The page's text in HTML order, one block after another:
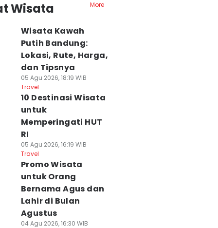
Wisata
More
Wisata Kawah
Putih Bandung:
Lokasi, Rute, Harga,
dan Tipsnya
05 Agu 2026, 18:19 WIB
Travel
10 Destinasi Wisata
untuk
Memperingati HUT
RI
05 Agu 2026, 16:19 WIB
Travel
Promo Wisata
untuk Orang
Bernama Agus dan
Lahir di Bulan
Agustus
04 Agu 2026, 16:30 WIB